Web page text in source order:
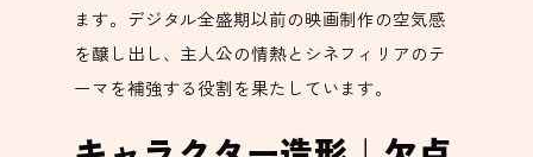
ます。デジタル全盛期以前の映画制作の空気感
を醸し出し、主人公の情熱とシネフィリアのテ
ーマを補強する役割を果たしています。